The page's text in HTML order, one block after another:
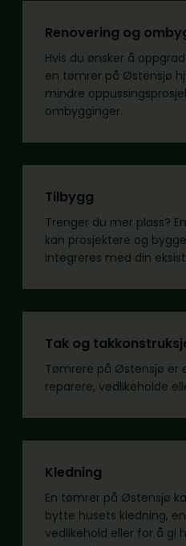
Renovering og
Hvis du ønsker å
en tømrer på Østensjø
mindre
ombygginger.
Tilbygg
Trenger du mer plass?
kan prosjektere og
integreres med din
Tak og
Tømrere på Østensjø er
reparere, vedlikeholde
Kledning
En tømrer på Østensjø
bytte husets kledning,
vedlikehold eller for å gi